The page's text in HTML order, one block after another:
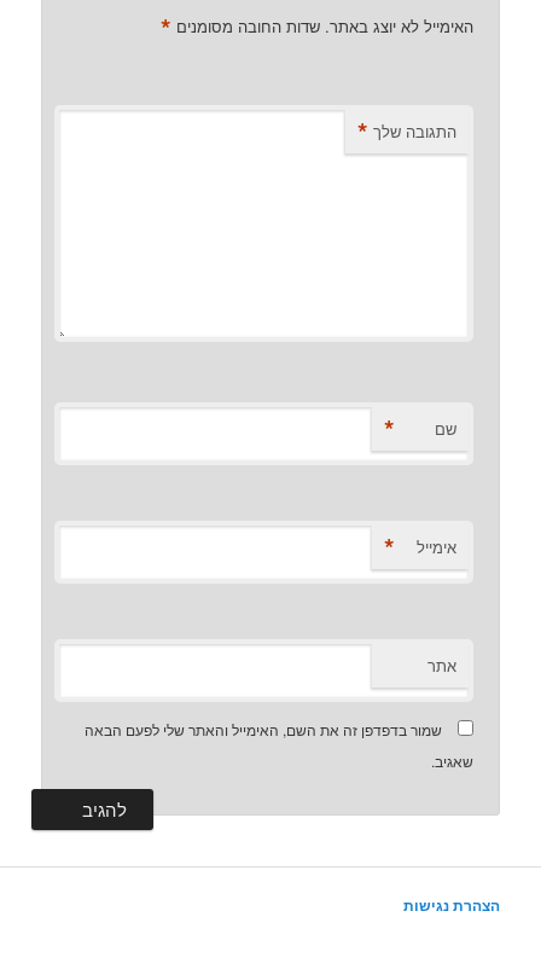
האימייל לא יוצג באתר. שדות החובה מסומנים *
התגובה שלך *
שם *
אימייל *
אתר
שמור בדפדפן זה את השם, האימייל והאתר שלי לפעם הבאה
שאגיב.
הצהרת נגישות